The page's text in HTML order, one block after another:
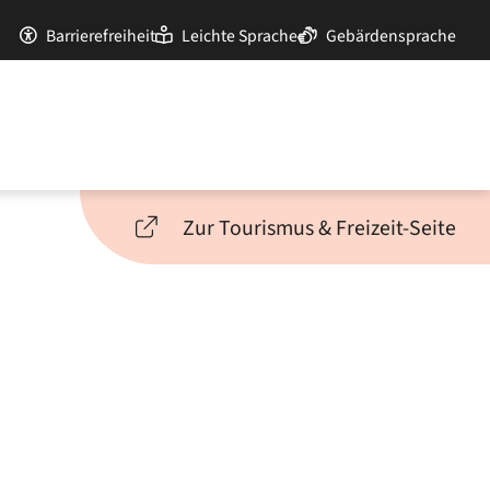
Barrierefreiheit Leichte Sprache Gebärdensprache
Zur Tourismus & Freizeit-Seite